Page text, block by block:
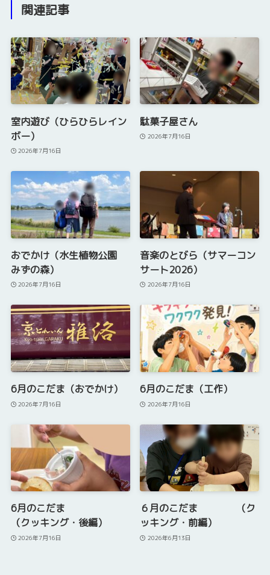
関連記事
室内遊び（ひらひらレイン
ボー）
2026年7月16日
駄菓子屋さん
2026年7月16日
おでかけ（水生植物公園
みずの森）
2026年7月16日
音楽のとびら（サマーコン
サート2026）
2026年7月16日
6月のこだま（おでかけ）
2026年7月16日
6月のこだま（工作）
2026年7月16日
6月のこだま
（クッキング・後編）
2026年7月16日
６月のこだま （ク
ッキング・前編）
2026年6月13日